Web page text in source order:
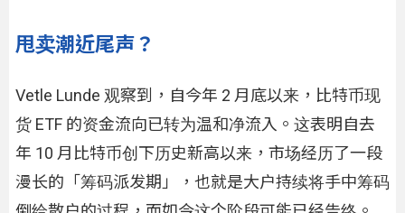
甩卖潮近尾声？
Vetle Lunde 观察到，自今年 2 月底以来，比特币现
货 ETF 的资金流向已转为温和净流入。这表明自去
年 10 月比特币创下历史新高以来，市场经历了一段
漫长的「筹码派发期」，也就是大户持续将手中筹码